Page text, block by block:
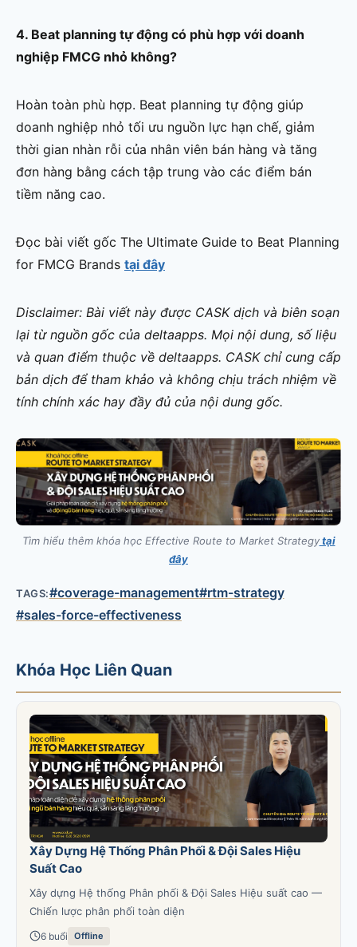
4. Beat planning tự động có phù hợp với doanh
nghiệp FMCG nhỏ không?
Hoàn toàn phù hợp. Beat planning tự động giúp
doanh nghiệp nhỏ tối ưu nguồn lực hạn chế, giảm
thời gian nhàn rỗi của nhân viên bán hàng và tăng
đơn hàng bằng cách tập trung vào các điểm bán
tiềm năng cao.
Đọc bài viết gốc The Ultimate Guide to Beat Planning
for FMCG Brands tại đây
Disclaimer: Bài viết này được CASK dịch và biên soạn
lại từ nguồn gốc của deltaapps. Mọi nội dung, số liệu
và quan điểm thuộc về deltaapps. CASK chỉ cung cấp
bản dịch để tham khảo và không chịu trách nhiệm về
tính chính xác hay đầy đủ của nội dung gốc.
Tìm hiểu thêm khóa học Effective Route to Market Strategytại
đây
TAGS:#coverage-management#rtm-strategy
#sales-force-effectiveness
Khóa Học Liên Quan
Xây Dựng Hệ Thống Phân Phối & Đội Sales Hiệu
Suất Cao
Xây dựng Hệ thống Phân phối & Đội Sales Hiệu suất cao —
Chiến lược phân phối toàn diện
6 buổi Offline